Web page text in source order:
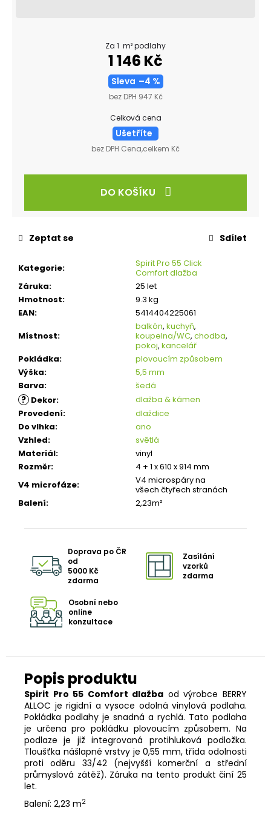
Za 1 m² podlahy
1 146 Kč
Sleva –4 %
bez DPH 947 Kč
Celková cena
Ušetříte
bez DPH Cena,celkem Kč
DO KOŠÍKU
Kategorie:
Spirit Pro 55 Click
Comfort dlažba
Záruka:
25 let
Hmotnost:
9.3 kg
EAN:
5414404225061
Místnost:
balkón, kuchyň,
koupelna/WC, chodba,
pokoj, kancelář
Pokládka:
plovoucím způsobem
Výška:
5,5 mm
Barva: šedá
? Dekor:
dlažba & kámen
Provedení:
dlaždice
Do vlhka:
ano
Vzhled:
světlá
Materiál:
vinyl
Rozměr:
4 + 1 x 610 x 914 mm
V4 microfáze:
V4 microspáry na
všech čtyřech stranách
Balení: 2,23m²
Zeptat se Sdílet
Doprava po ČR
od
5000 Kč
zdarma
Zasílání
vzorků
zdarma
Osobní nebo
online
konzultace
Spirit Pro 55 Comfort dlažba od výrobce BERRY
ALLOC je rigidní a vysoce odolná vinylová podlaha.
Pokládka podlahy je snadná a rychlá. Tato podlaha
je určena pro pokládku plovoucím způsobem. Na
podlaze je již integrovaná protihluková podložka.
Tloušťka nášlapné vrstvy je 0,55 mm, třída odolnosti
proti oděru 33/42 (nejvyšší komerční a střední
průmyslová zátěž). Záruka na tento produkt činí 25
let.
Balení: 2,23 m2